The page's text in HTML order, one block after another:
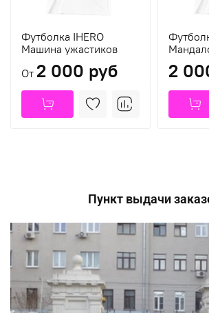
Футболка IHERO
Машина ужастиков
От 2 000 руб 2
Пункт выдачи